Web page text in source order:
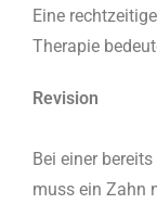
Eine
Therapie
Revision
Bei einer
muss ein Zahn